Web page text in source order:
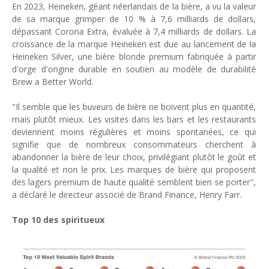
En 2023, Heineken, géant néerlandais de la bière, a vu la valeur
de sa marque grimper de 10 % à 7,6 milliards de dollars,
dépassant Corona Extra, évaluée à 7,4 milliards de dollars. La
croissance de la marque Heineken est due au lancement de la
Heineken Silver, une bière blonde premium fabriquée à partir
d'orge d'origine durable en soutien au modèle de durabilité
Brew a Better World.
"Il semble que les buveurs de bière ne boivent plus en quantité,
mais plutôt mieux. Les visites dans les bars et les restaurants
deviennent moins régulières et moins spontanées, ce qui
signifie que de nombreux consommateurs cherchent à
abandonner la bière de leur choix, privilégiant plutôt le goût et
la qualité et non le prix. Les marques de bière qui proposent
des lagers premium de haute qualité semblent bien se porter",
a déclaré le directeur associé de Brand Finance, Henry Farr.
Top 10 des spiritueux